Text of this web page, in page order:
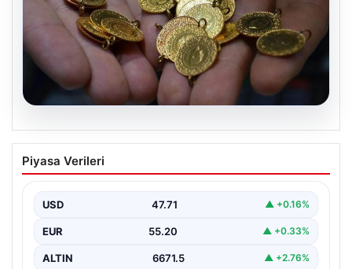
Altın fiyatları canlı 14 Nisan 2026: Altın
fiyatları ne kadar oldu? Gram, çeyrek,
fiyatları
Piyasa Verileri
USD 47.71 ▲ +0.16%
EUR 55.20 ▲ +0.33%
ALTIN 6671.5 ▲ +2.76%